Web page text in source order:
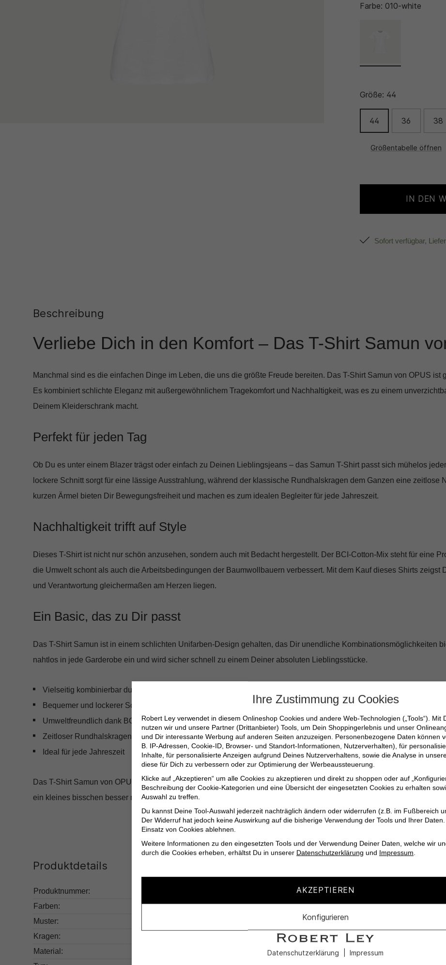
Farbe: 010-white
Größe: 44
44 36 38
Größentabelle öffnen
IN DEN
Sofort verfügbar,
Beschreibung
Verliebe Dich in den Komfort – Das T-Shirt Samun
Manchmal sind es die einfachen Dinge im Leben, die uns die größte Freude bereiten. Das T-Shirt Samun von OPUS ist
Es kombiniert schlichte Eleganz mit außergewöhnlichem Tragekomfort und Nachhaltigkeit, was es zu einem
Deinem Kleiderschrank macht.
Perfekt für jeden Tag
Ob Du es unter einem Blazer trägst oder einfach zu Deinen Lieblingsjeans – das Samun T-Shirt passt sich mühelos
lockere Schnitt sorgt für eine lässige Ausstrahlung, während der klassische Rundhalskragen dem Ganzen eine zeitlose
kurzen Ärmel bieten Dir Bewegungsfreiheit und machen es zum idealen Begleiter für jede Jahreszeit.
Nachhaltigkeit trifft auf Style
Dieses T-Shirt ist nicht nur schön anzusehen, sondern auch mit Bedacht hergestellt. Der BCI-Cotton-Mix steht für eine
die Umwelt schont als auch die Arbeitsbedingungen der Baumwollbauern verbessert. Mit dem Kauf dieses Shirts zeigst
und Verantwortung gleichermaßen am Herzen liegen.
Ein Basic, das zu Dir passt
Das T-Shirt Samun ist in einem schlichten Unifarben-Design gehalten, das Dir unendliche Kombinationsmöglichkeiten
nahtlos in jede Garderobe ein und wird sicher schnell zu einem Deiner absoluten Lieblingsstücke.
Vielseitig kombinierbar durch schlichtes Design
Bequemer und lockerer Schnitt
Umweltfreundlich dank BCI-Cotton-Mix
Zeitloser Rundhalskragen und kurze Ärmel
Ideal für jede Jahreszeit
Das T-Shirt Samun von OPUS ist mehr als nur ein Kleidungsstück – es ist eine Wahl, die Deinen Alltag bereichert und
ein kleines bisschen besser macht. Hol Dir Dein neues Lieblingsshirt und fühle den Unterschied!
Produktdetails
Produktnummer:
Farben:
Weiß
Muster:
Kragen:
Material:
Ihre Zustimmung zu Cookies
Robert Ley verwendet in diesem Onlineshop Cookies und andere Web-Technologien („Tools“). Mit
nutzen wir und unsere Partner (Drittanbieter) Tools, um Dein Shoppingerlebnis und unser
und Dir interessante Werbung auf anderen Seiten anzuzeigen. Personenbezogene Daten können
B. IP-Adressen, Cookie-ID, Browser- und Standort-Informationen, Nutzerverhalten), für
Inhalte, für personalisierte Anzeigen aufgrund Deines Nutzerverhaltens, sowie die Analyse in
diese für Dich zu verbessern oder zur Optimierung der Werbeaussteuerung.
Klicke auf „Akzeptieren“ um alle Cookies zu akzeptieren und direkt zu shoppen oder auf
Beschreibung der Cookie-Kategorien und eine Übersicht der eingesetzten Cookies zu erhalten
Auswahl zu treffen.
Du kannst Deine Tool-Auswahl jederzeit nachträglich ändern oder widerrufen (z.B. im Fußbereich
Der Widerruf hat jedoch keine Auswirkung auf die bisherige Verwendung der Tools und Ihrer
Einsatz von Cookies ablehnen.
Weitere Informationen zu den eingesetzten Tools und der Verwendung Deiner Daten, welche wir
durch die Cookies erheben, erhältst Du in unserer Datenschutzerklärung und Impressum
AKZEPTIEREN
Konfigurieren
Datenschutzerklärung Impressum